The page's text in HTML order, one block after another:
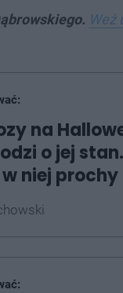
Weź
na
o jej
niej prochy